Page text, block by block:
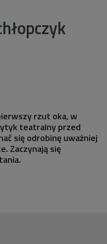
rzut oka, w
teatralny przed
się odrobinę uważniej
Zaczynają się